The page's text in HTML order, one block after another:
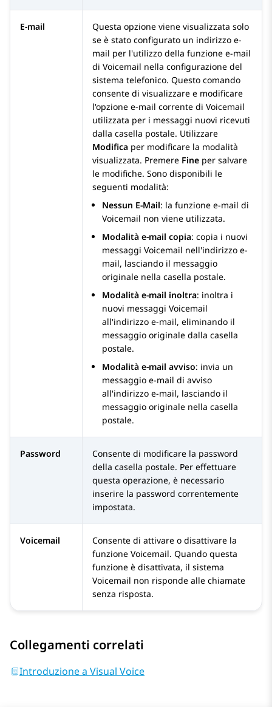
E-mail
Questa opzione viene visualizzata solo
se è stato configurato un indirizzo e-
mail per l'utilizzo della funzione e-mail
di Voicemail nella configurazione del
sistema telefonico. Questo comando
consente di visualizzare e modificare
l'opzione e-mail corrente di Voicemail
utilizzata per i messaggi nuovi ricevuti
dalla casella postale. Utilizzare
Modifica per modificare la modalità
visualizzata. Premere Fine per salvare
le modifiche. Sono disponibili le
seguenti modalità:
Nessun E-Mail: la funzione e-mail di
Voicemail non viene utilizzata.
Modalità e-mail copia: copia i nuovi
messaggi Voicemail nell'indirizzo e-
mail, lasciando il messaggio
originale nella casella postale.
Modalità e-mail inoltra: inoltra i
nuovi messaggi Voicemail
all'indirizzo e-mail, eliminando il
messaggio originale dalla casella
postale.
Modalità e-mail avviso: invia un
messaggio e-mail di avviso
all'indirizzo e-mail, lasciando il
messaggio originale nella casella
postale.
Password
Consente di modificare la password
della casella postale. Per effettuare
questa operazione, è necessario
inserire la password correntemente
impostata.
Voicemail
Consente di attivare o disattivare la
funzione Voicemail. Quando questa
funzione è disattivata, il sistema
Voicemail non risponde alle chiamate
senza risposta.
Collegamenti correlati
Introduzione a Visual Voice